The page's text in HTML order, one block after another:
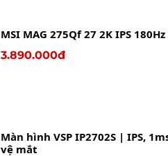
MSI MAG 275Qf 27 2K IPS
3.890.000đ
Màn hình VSP IP2702S | IPS,
vệ mắt